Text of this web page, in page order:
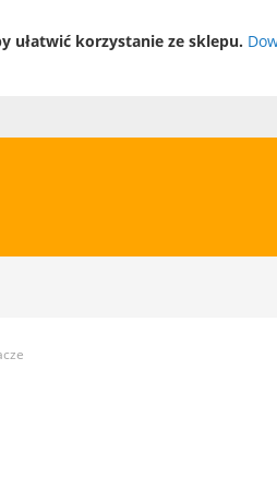
ułatwić korzystanie ze sklepu.